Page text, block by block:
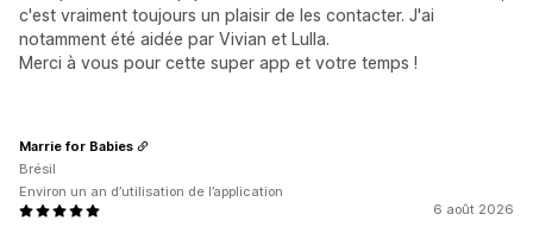
c'est vraiment toujours un plaisir de les contacter. J'ai
notamment été aidée par Vivian et Lulla.
Merci à vous pour cette super app et votre temps !
6 août 2026
Marrie for Babies
Brésil
Environ un an d’utilisation de l’application